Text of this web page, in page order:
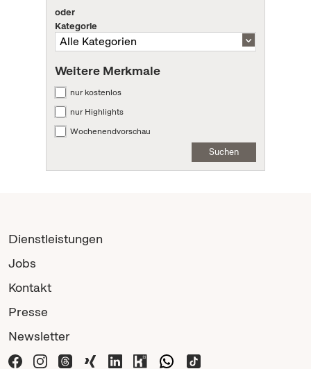
oder
Kategorie
Weitere Merkmale
nur kostenlos
nur Highlights
Wochenendvorschau
Suchen
Dienstleistungen
Jobs
Kontakt
Presse
Newsletter